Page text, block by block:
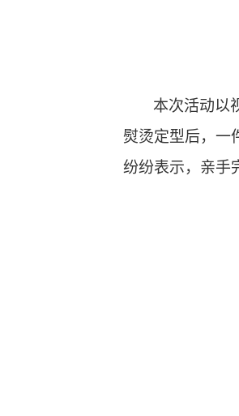
本次活动以
熨烫定型后，一
纷纷表示，亲手